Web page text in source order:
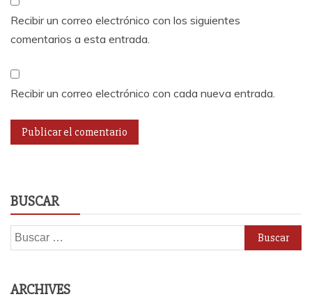
Recibir un correo electrónico con los siguientes
comentarios a esta entrada.
Recibir un correo electrónico con cada nueva entrada.
BUSCAR
Buscar:
ARCHIVES